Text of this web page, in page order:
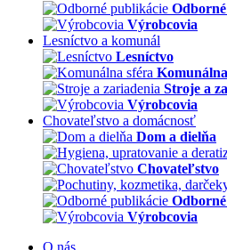
Výrobcovia
Lesníctvo a komunál
Lesníctvo
Stroje a
Výrobcovia
Chovateľstvo a domácnosť
Dom a dielňa
Chovateľstvo
Výrobcovia
O nás